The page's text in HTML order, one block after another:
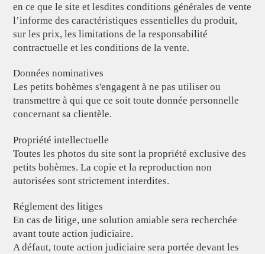
en ce que le site et lesdites conditions générales de vente
l’informe des caractéristiques essentielles du produit,
sur les prix, les limitations de la responsabilité
contractuelle et les conditions de la vente.
Données nominatives
Les petits bohèmes s'engagent à ne pas utiliser ou
transmettre à qui que ce soit toute donnée personnelle
concernant sa clientèle.
Propriété intellectuelle
Toutes les photos du site sont la propriété exclusive des
petits bohèmes. La copie et la reproduction non
autorisées sont strictement interdites.
Réglement des litiges
En cas de litige, une solution amiable sera recherchée
avant toute action judiciaire.
A défaut, toute action judiciaire sera portée devant les